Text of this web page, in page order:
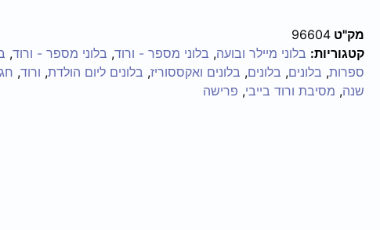
מק"ט 96604
קטגוריות: בלוני מיילר ובועה, בלוני מספר - ורוד, בלוני מספר - ורוד,
ספרות, בלונים, בלונים, בלונים ואקססוריז, בלונים ליום הולדת, ורוד,
שנה, מסיבת ורוד בייבי, פרישה